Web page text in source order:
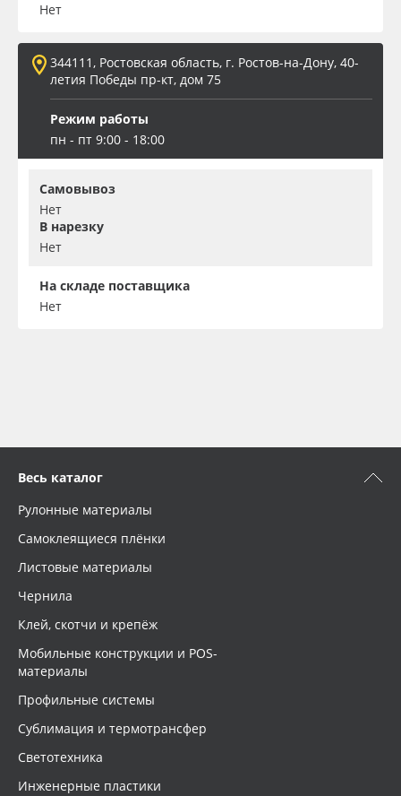
Нет
344111, Ростовская область, г. Ростов-на-Дону, 40-
летия Победы пр-кт, дом 75
Режим работы
пн - пт 9:00 - 18:00
Самовывоз
Нет
В нарезку
Нет
На складе поставщика
Нет
Весь каталог
Рулонные материалы
Самоклеящиеся плёнки
Листовые материалы
Чернила
Клей, скотчи и крепёж
Мобильные конструкции и POS-
материалы
Профильные системы
Сублимация и термотрансфер
Светотехника
Инженерные пластики